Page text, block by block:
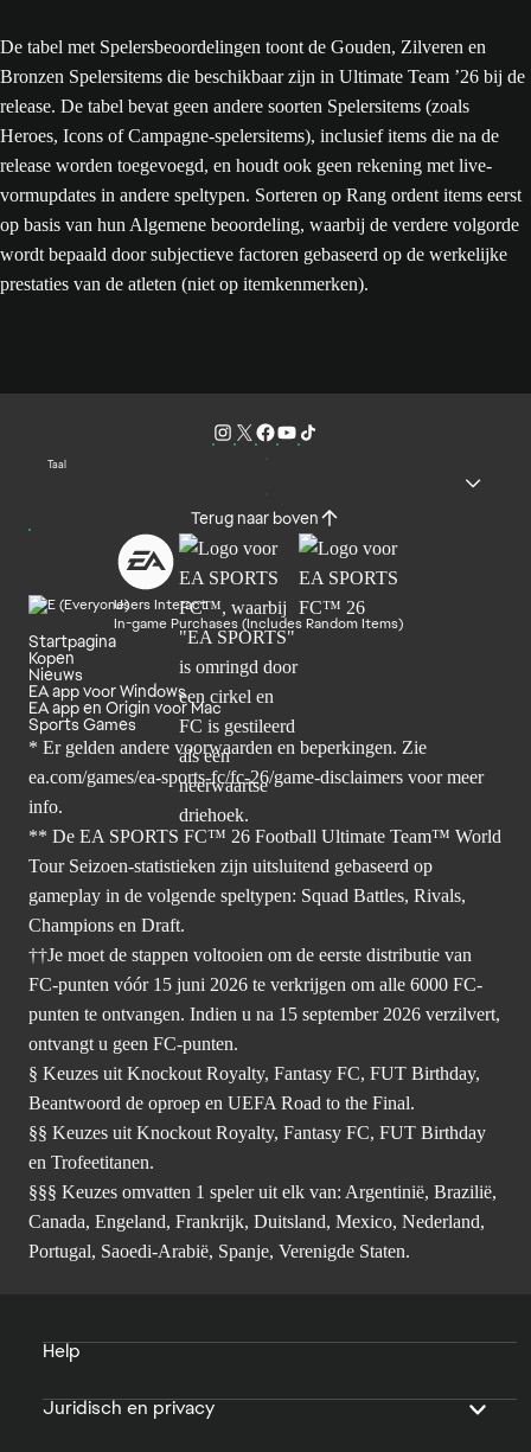
De tabel met Spelersbeoordelingen toont de Gouden, Zilveren en
Bronzen Spelersitems die beschikbaar zijn in Ultimate Team ’26 bij de
release. De tabel bevat geen andere soorten Spelersitems (zoals
Heroes, Icons of Campagne-spelersitems), inclusief items die na de
release worden toegevoegd, en houdt ook geen rekening met live-
vormupdates in andere speltypen. Sorteren op Rang ordent items eerst
op basis van hun Algemene beoordeling, waarbij de verdere volgorde
wordt bepaald door subjectieve factoren gebaseerd op de werkelijke
prestaties van de atleten (niet op itemkenmerken).
Taal
Terug naar boven
Users Interact
In-game Purchases (Includes Random Items)
Startpagina
Kopen
Nieuws
EA app voor Windows
EA app en Origin voor Mac
Sports Games
* Er gelden andere voorwaarden en beperkingen. Zie
ea.com/games/ea-sports-fc/fc-26/game-disclaimers voor meer
info.
** De EA SPORTS FC™ 26 Football Ultimate Team™ World
Tour Seizoen-statistieken zijn uitsluitend gebaseerd op
gameplay in de volgende speltypen: Squad Battles, Rivals,
Champions en Draft.
††Je moet de stappen voltooien om de eerste distributie van
FC-punten vóór 15 juni 2026 te verkrijgen om alle 6000 FC-
punten te ontvangen. Indien u na 15 september 2026 verzilvert,
ontvangt u geen FC-punten.
§ Keuzes uit Knockout Royalty, Fantasy FC, FUT Birthday,
Beantwoord de oproep en UEFA Road to the Final.
§§ Keuzes uit Knockout Royalty, Fantasy FC, FUT Birthday
en Trofeetitanen.
§§§ Keuzes omvatten 1 speler uit elk van: Argentinië, Brazilië,
Canada, Engeland, Frankrijk, Duitsland, Mexico, Nederland,
Portugal, Saoedi-Arabië, Spanje, Verenigde Staten.
Help
Juridisch en privacy